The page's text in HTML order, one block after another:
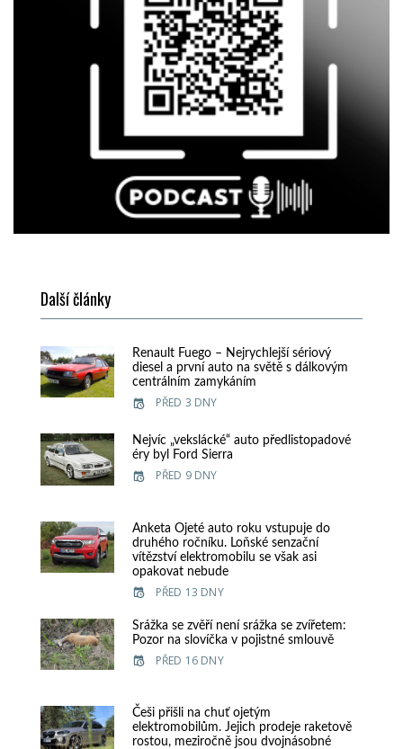
Další články
Renault Fuego – Nejrychlejší sériový
diesel a první auto na světě s dálkovým
centrálním zamykáním
PŘED 3 DNY
Nejvíc „vekslácké“ auto předlistopadové
éry byl Ford Sierra
PŘED 9 DNY
Anketa Ojeté auto roku vstupuje do
druhého ročníku. Loňské senzační
vítězství elektromobilu se však asi
opakovat nebude
PŘED 13 DNY
Srážka se zvěří není srážka se zvířetem:
Pozor na slovíčka v pojistné smlouvě
PŘED 16 DNY
Češi přišli na chuť ojetým
elektromobilům. Jejich prodeje raketově
rostou, meziročně jsou dvojnásobné